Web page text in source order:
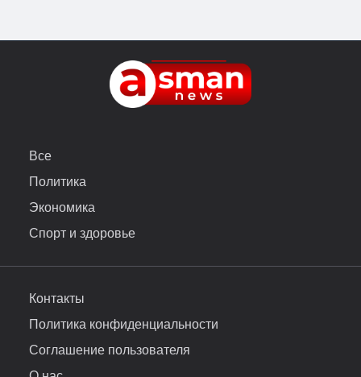
Все
Политика
Экономика
Спорт и здоровье
Контакты
Политика конфиденциальности
Соглашение пользователя